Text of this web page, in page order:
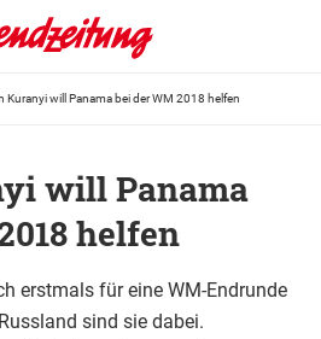
Kuranyi will Panama bei der WM 2018 helfen
will Panama
helfen
erstmals für eine WM-Endrunde
sind sie dabei.